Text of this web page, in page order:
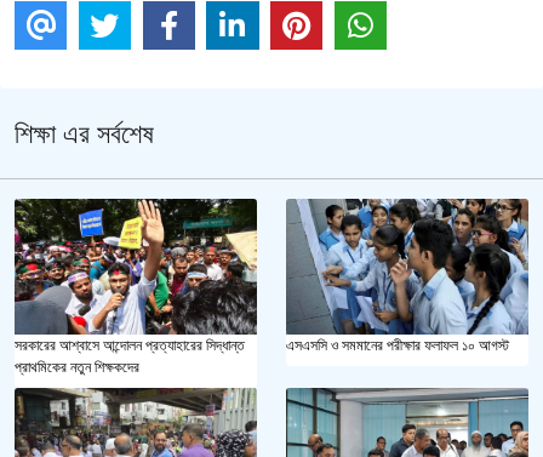
শিক্ষা এর সর্বশেষ
সরকারের আশ্বাসে আন্দোলন প্রত্যাহারের সিদ্ধান্ত
প্রাথমিকের নতুন শিক্ষকদের
এসএসসি ও সমমানের পরীক্ষার ফলাফল ১০ আগস্ট